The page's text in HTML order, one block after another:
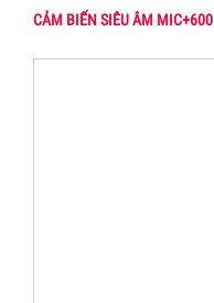
CẢM BIẾN SIÊU ÂM MIC+600